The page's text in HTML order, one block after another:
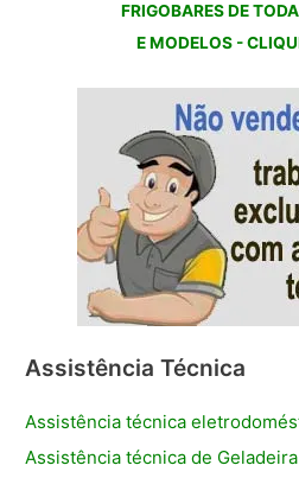
FRIGOBARES DE
E MODELOS -
Assistência Técnica
Assistência técnica
Assistência técnica de Geladeira